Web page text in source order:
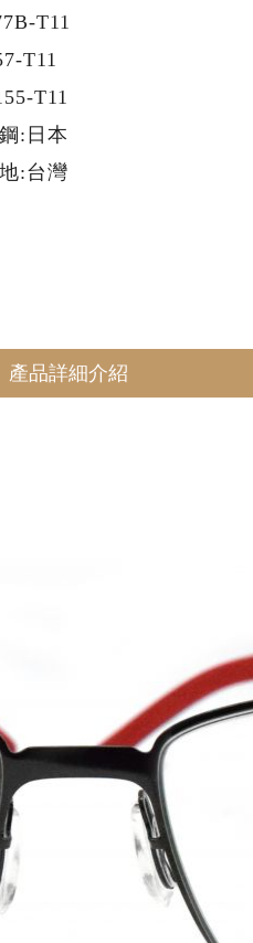
T11
T11
T11
:日本
:台灣
產品詳細介紹